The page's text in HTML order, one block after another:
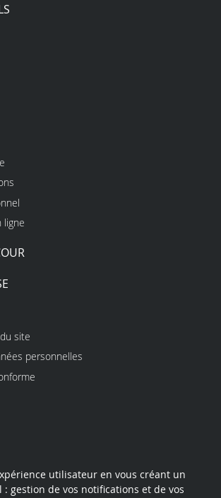
ligne
site
personnelles
utilisateur en vous créant un
gestion de vos notifications et de vos